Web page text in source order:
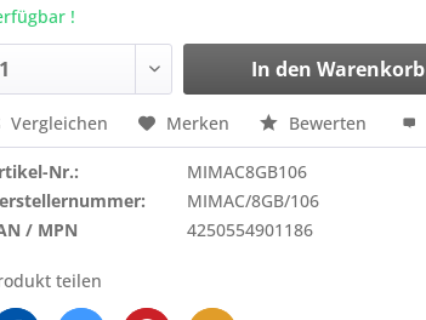
!
In den Warenkorb
Vergleichen Merken Bewerten
Nr.:
MIMAC8GB106
MIMAC/8GB/106
/ MPN
4250554901186
teilen